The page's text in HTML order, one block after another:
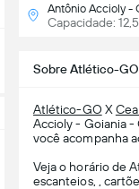
Antônio Accioly -
Capacidade:
Sobre Atlético-GO
Atlético-GO X
Accioly - Goiania -
você acompanha
Veja o horário de
escanteios, ,